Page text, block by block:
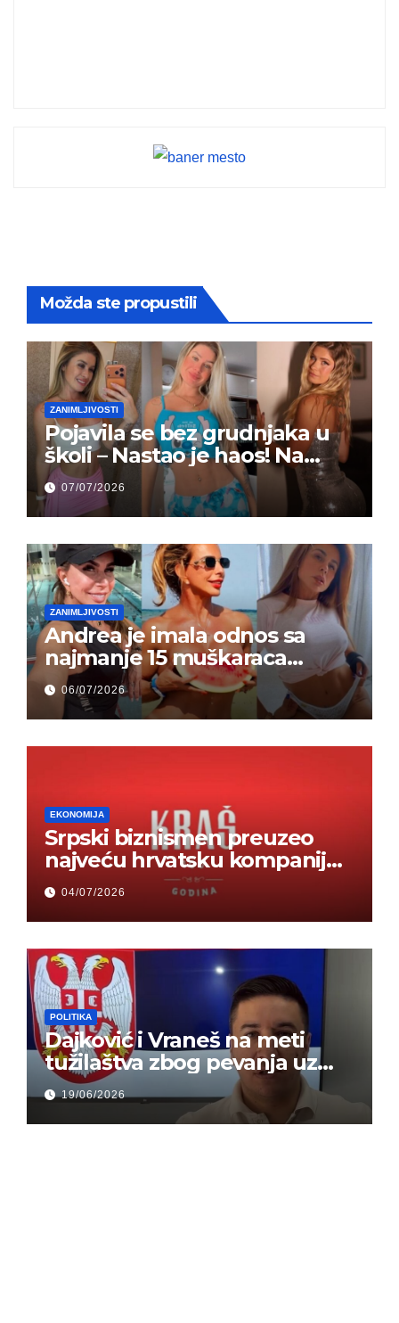
Možda ste propustili
ZANIMLJIVOSTI
Pojavila se bez grudnjaka u
školi – Nastao je haos! Na
grupi je majke napale (FOTO)
07/07/2026
ZANIMLJIVOSTI
Andrea je imala odnos sa
najmanje 15 muškaraca
odjednom – „Doktor mi je
rekao…“ (FOTO)
06/07/2026
EKONOMIJA
Srpski biznismen preuzeo
najveću hrvatsku kompaniju i
ponos zemlje – Hrvati ne
mogu da veruju
04/07/2026
POLITIKA
Dajković i Vraneš na meti
tužilaštva zbog pevanja uz
gusle
19/06/2026